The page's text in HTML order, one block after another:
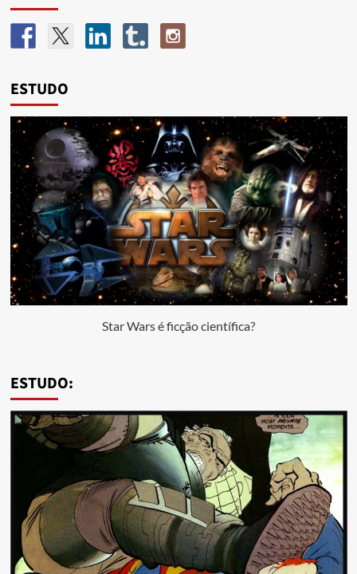
ESTUDO
Star Wars é ficção científica?
ESTUDO: